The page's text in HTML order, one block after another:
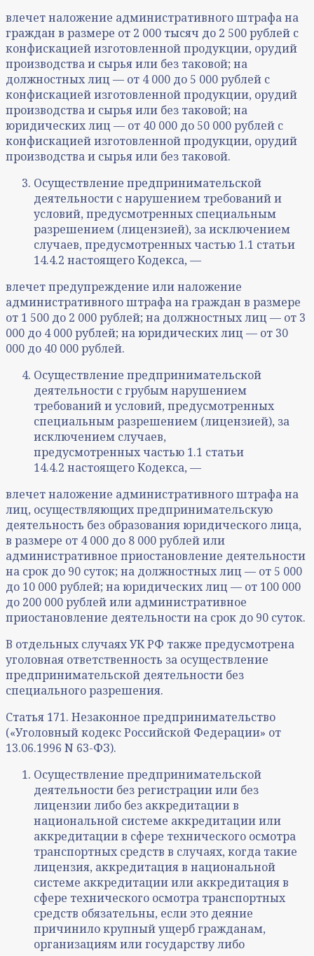
влечет наложение административного штрафа на
граждан в размере от 2 000 тысяч до 2 500 рублей с
конфискацией изготовленной продукции, орудий
производства и сырья или без таковой; на
должностных лиц — от 4 000 до 5 000 рублей с
конфискацией изготовленной продукции, орудий
производства и сырья или без таковой; на
юридических лиц — от 40 000 до 50 000 рублей с
конфискацией изготовленной продукции, орудий
производства и сырья или без таковой.
Осуществление предпринимательской
деятельности с нарушением требований и
условий, предусмотренных специальным
разрешением (лицензией), за исключением
случаев, предусмотренных частью 1.1 статьи
14.4.2 настоящего Кодекса, —
влечет предупреждение или наложение
административного штрафа на граждан в размере
от 1 500 до 2 000 рублей; на должностных лиц — от 3
000 до 4 000 рублей; на юридических лиц — от 30
000 до 40 000 рублей.
Осуществление предпринимательской
деятельности с грубым нарушением
требований и условий, предусмотренных
специальным разрешением (лицензией), за
исключением случаев,
предусмотренных частью 1.1 статьи
14.4.2 настоящего Кодекса, —
влечет наложение административного штрафа на
лиц, осуществляющих предпринимательскую
деятельность без образования юридического лица,
в размере от 4 000 до 8 000 рублей или
административное приостановление деятельности
на срок до 90 суток; на должностных лиц — от 5 000
до 10 000 рублей; на юридических лиц — от 100 000
до 200 000 рублей или административное
приостановление деятельности на срок до 90 суток.
В отдельных случаях УК РФ также предусмотрена
уголовная ответственность за осуществление
предпринимательской деятельности без
специального разрешения.
Статья 171. Незаконное предпринимательство
(«Уголовный кодекс Российской Федерации» от
13.06.1996 N 63-ФЗ).
Осуществление предпринимательской
деятельности без регистрации или без
лицензии либо без аккредитации в
национальной системе аккредитации или
аккредитации в сфере технического осмотра
транспортных средств в случаях, когда такие
лицензия, аккредитация в национальной
системе аккредитации или аккредитация в
сфере технического осмотра транспортных
средств обязательны, если это деяние
причинило крупный ущерб гражданам,
организациям или государству либо